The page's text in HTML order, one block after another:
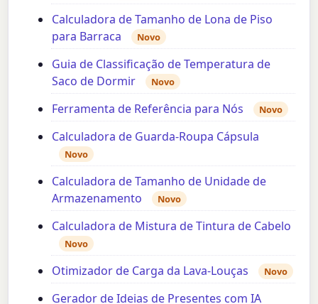
Calculadora de Tamanho de Lona de Piso
para Barraca
Novo
Guia de Classificação de Temperatura de
Saco de Dormir
Novo
Ferramenta de Referência para Nós Novo
Calculadora de Guarda-Roupa Cápsula
Novo
Calculadora de Tamanho de Unidade de
Armazenamento
Novo
Calculadora de Mistura de Tintura de Cabelo
Novo
Otimizador de Carga da Lava-Louças Novo
Gerador de Ideias de Presentes com IA